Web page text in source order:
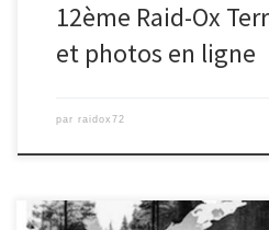
12ème Raid-Ox
et photos en ligne
par raidox72